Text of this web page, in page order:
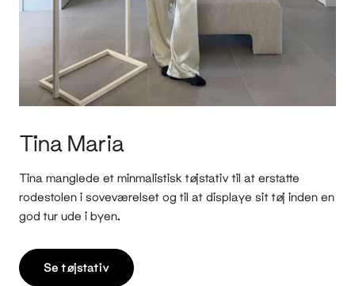
Tina Maria
Tina manglede et minmalistisk tøjstativ til at erstatte
rodestolen i soveværelset og til at displaye sit tøj inden en
god tur ude i byen.
Se tøjstativ